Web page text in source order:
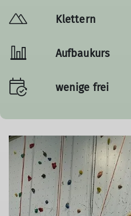
Klettern
Aufbaukurs
wenige frei
© DAV-Sektion